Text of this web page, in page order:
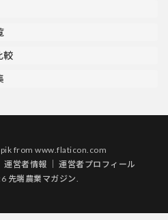
較
fromwww.flaticon.com
運営者情報 ｜運営者プロフィール
先端農業マガジン.